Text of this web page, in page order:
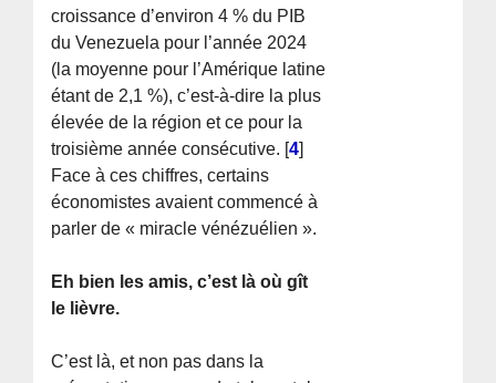
croissance d’environ 4 % du PIB
du Venezuela pour l’année 2024
(la moyenne pour l’Amérique latine
étant de 2,1 %), c’est-à-dire la plus
élevée de la région et ce pour la
troisième année consécutive. [4]
Face à ces chiffres, certains
économistes avaient commencé à
parler de « miracle vénézuélien ».
Eh bien les amis, c’est là où gît
le lièvre.
C’est là, et non pas dans la